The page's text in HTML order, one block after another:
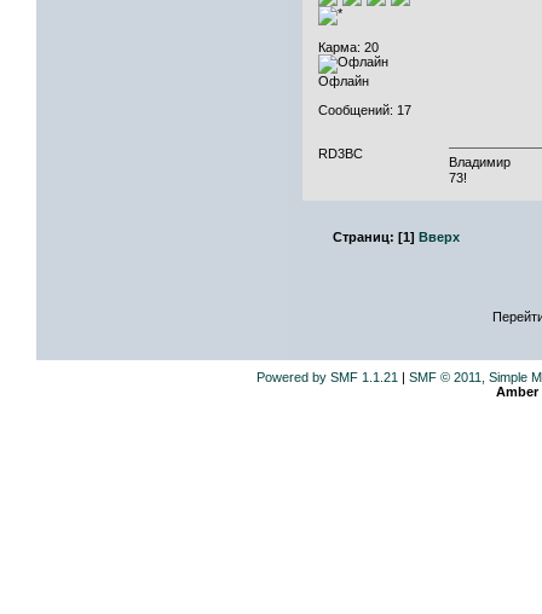
Карма: 20
Офлайн
Сообщений: 17
RD3BC
Владимир
73!
Страниц: [1] Вверх
Powered by SMF 1.1.21 | SMF © 2011, Simple
Amber